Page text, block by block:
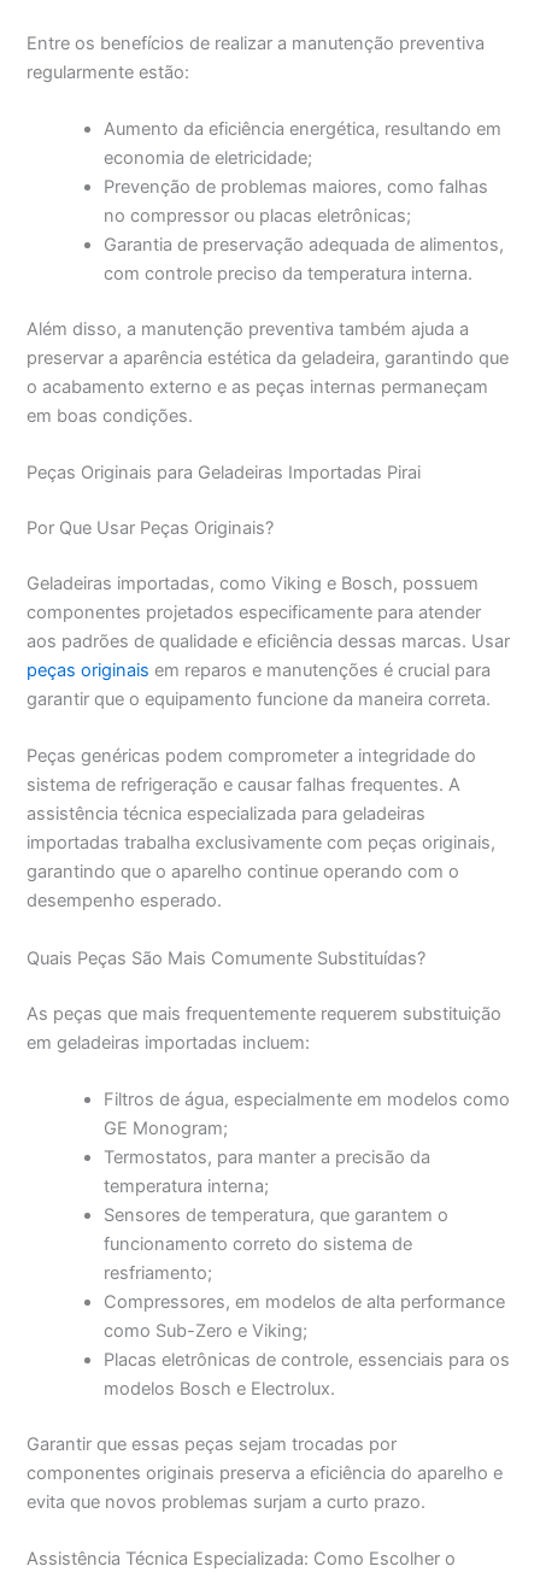
Entre os benefícios de realizar a manutenção preventiva
regularmente estão:
Aumento da eficiência energética, resultando em
economia de eletricidade;
Prevenção de problemas maiores, como falhas
no compressor ou placas eletrônicas;
Garantia de preservação adequada de alimentos,
com controle preciso da temperatura interna.
Além disso, a manutenção preventiva também ajuda a
preservar a aparência estética da geladeira, garantindo que
o acabamento externo e as peças internas permaneçam
em boas condições.
Peças Originais para Geladeiras Importadas Pirai
Por Que Usar Peças Originais?
Geladeiras importadas, como Viking e Bosch, possuem
componentes projetados especificamente para atender
aos padrões de qualidade e eficiência dessas marcas. Usar
peças originais em reparos e manutenções é crucial para
garantir que o equipamento funcione da maneira correta.
Peças genéricas podem comprometer a integridade do
sistema de refrigeração e causar falhas frequentes. A
assistência técnica especializada para geladeiras
importadas trabalha exclusivamente com peças originais,
garantindo que o aparelho continue operando com o
desempenho esperado.
Quais Peças São Mais Comumente Substituídas?
As peças que mais frequentemente requerem substituição
em geladeiras importadas incluem:
Filtros de água, especialmente em modelos como
GE Monogram;
Termostatos, para manter a precisão da
temperatura interna;
Sensores de temperatura, que garantem o
funcionamento correto do sistema de
resfriamento;
Compressores, em modelos de alta performance
como Sub-Zero e Viking;
Placas eletrônicas de controle, essenciais para os
modelos Bosch e Electrolux.
Garantir que essas peças sejam trocadas por
componentes originais preserva a eficiência do aparelho e
evita que novos problemas surjam a curto prazo.
Assistência Técnica Especializada: Como Escolher o